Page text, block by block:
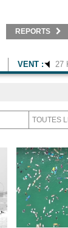
REPORTS
VENT : 27